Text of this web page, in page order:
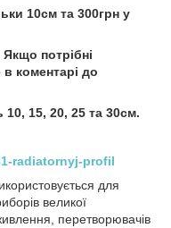
10см та 300грн у
потрібні
в коментарі до
10, 15, 20, 25 та 30см.
radiatornyj-profil
для
великої
перетворювачів